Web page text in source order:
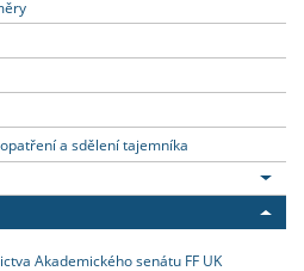
a sdělení tajemníka
Akademického senátu FF UK